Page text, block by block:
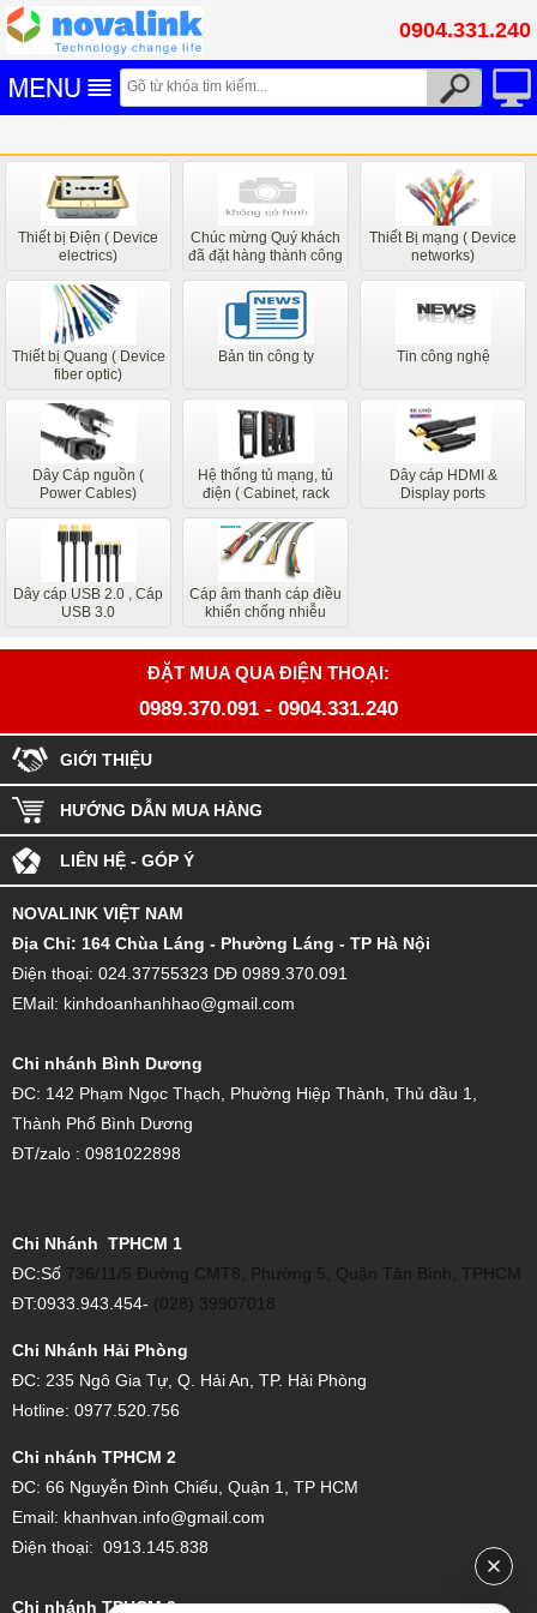
0904.331.240
Thiết bị Điện ( Device
electrics)
Chúc mừng Quý khách
đã đặt hàng thành công
của chúng tôi sẽ liên hệ
sớm nhất
Thiết Bị mạng ( Device
networks)
Thiết bị Quang ( Device
fiber optic)
Bản tin công ty Tin công nghệ
Dây Cáp nguồn (
Power Cables)
Hệ thống tủ mạng, tủ
điện ( Cabinet, rack
Dây cáp HDMI &
Display ports
Dây cáp USB 2.0 , Cáp
USB 3.0
Cáp âm thanh cáp điều
khiển chống nhiễu
ĐẶT MUA QUA ĐIỆN THOẠI:
0989.370.091 - 0904.331.240
GIỚI THIỆU
HƯỚNG DẪN MUA HÀNG
LIÊN HỆ - GÓP Ý
NOVALINK VIỆT NAM
Địa Chỉ: 164 Chùa Láng - Phường Láng - TP Hà Nội
Điện thoại: 024.37755323 DĐ 0989.370.091
EMail: kinhdoanhanhhao@gmail.com
Chi nhánh Bình Dương
ĐC: 142 Phạm Ngọc Thạch, Phường Hiệp Thành, Thủ dầu 1,
Thành Phố Bình Dương
ĐT/zalo : 0981022898
Chi Nhánh TPHCM 1
ĐC:Số 736/11/5 Đường CMT8, Phường 5, Quận Tân Bình, TPHCM
ĐT:0933.943.454- (028) 39907018
Chi Nhánh Hải Phòng
ĐC: 235 Ngô Gia Tự, Q. Hải An, TP. Hải Phòng
Hotline: 0977.520.756
Chi nhánh TPHCM 2
ĐC: 66 Nguyễn Đình Chiểu, Quận 1, TP HCM
Email: khanhvan.info@gmail.com
Điện thoại: 0913.145.838
Chi nhánh TPHCM 3